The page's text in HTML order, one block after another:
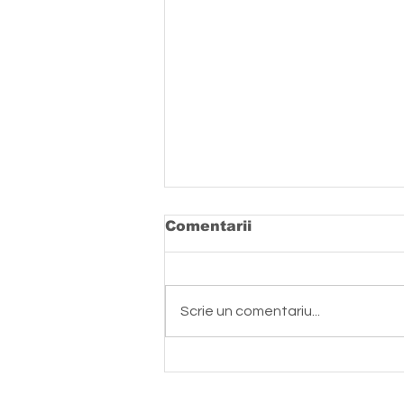
Comentarii
Scrie un comentariu...